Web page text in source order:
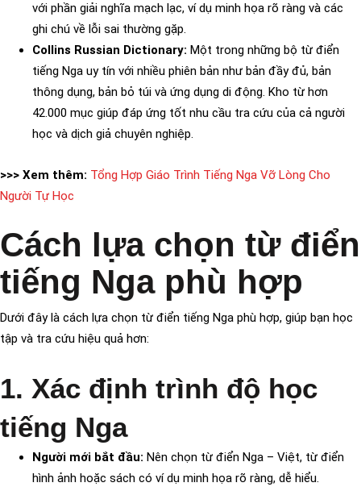
với phần giải nghĩa mạch lạc, ví dụ minh họa rõ ràng và các
ghi chú về lỗi sai thường gặp.
Collins Russian Dictionary: Một trong những bộ từ điển
tiếng Nga uy tín với nhiều phiên bản như bản đầy đủ, bản
thông dụng, bản bỏ túi và ứng dụng di động. Kho từ hơn
42.000 mục giúp đáp ứng tốt nhu cầu tra cứu của cả người
học và dịch giả chuyên nghiệp.
>>> Xem thêm: Tổng Hợp Giáo Trình Tiếng Nga Vỡ Lòng Cho
Người Tự Học
Cách lựa chọn từ điển
tiếng Nga phù hợp
Dưới đây là cách lựa chọn từ điển tiếng Nga phù hợp, giúp bạn học
tập và tra cứu hiệu quả hơn:
1. Xác định trình độ học
tiếng Nga
Người mới bắt đầu: Nên chọn từ điển Nga – Việt, từ điển
hình ảnh hoặc sách có ví dụ minh họa rõ ràng, dễ hiểu.